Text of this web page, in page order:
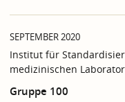
SEPTEMBER 2020
Institut für
medizinischen
Gruppe 100